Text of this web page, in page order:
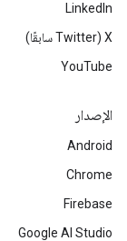
LinkedIn
‫X ‏(Twitter سابقًا)
YouTube
الإصدار
Android
Chrome
Firebase
Google AI Studio